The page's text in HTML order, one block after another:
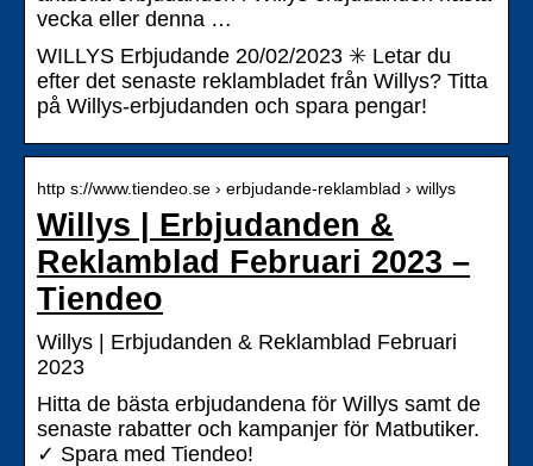
vecka eller denna …
WILLYS Erbjudande 20/02/2023 ✳️ Letar du
efter det senaste reklambladet från Willys? Titta
på Willys-erbjudanden och spara pengar!
http s://www.tiendeo.se › erbjudande-reklamblad › willys
Willys | Erbjudanden &
Reklamblad Februari 2023 –
Tiendeo
Willys | Erbjudanden & Reklamblad Februari
2023
Hitta de bästa erbjudandena för Willys samt de
senaste rabatter och kampanjer för Matbutiker.
✓ Spara med Tiendeo!